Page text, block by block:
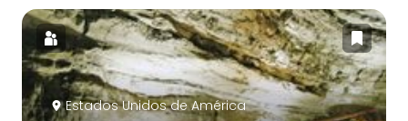
Estados Unidos de América